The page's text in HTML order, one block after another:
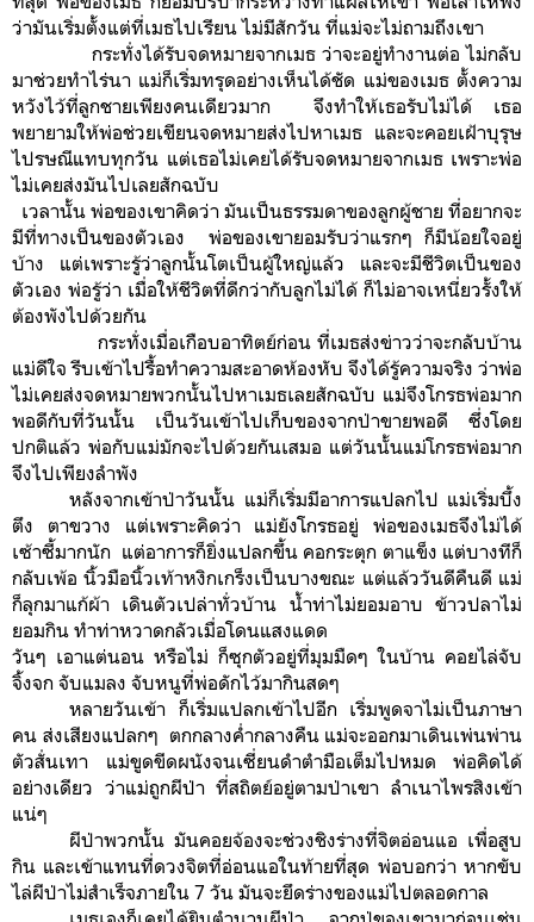
ว่ามันเริ่มตั้งแต่ที่เมธไปเรียน ไม่มีสักวัน ที่แม่จะไม่ถามถึงเขา
กระทั่งได้รับจดหมายจากเมธ ว่าจะอยู่ทำงานต่อ ไม่กลับ
มาช่วยทำไร่นา แม่ก็เริ่มทรุดอย่างเห็นได้ชัด แม่ของเมธ ตั้งความ
หวังไว้ที่ลูกชายเพียงคนเดียวมาก จึงทำให้เธอรับไม่ได้ เธอ
พยายามให้พ่อช่วยเขียนจดหมายส่งไปหาเมธ และจะคอยเฝ้าบุรุษ
ไปรษณีแทบทุกวัน แต่เธอไม่เคยได้รับจดหมายจากเมธ เพราะพ่อ
ไม่เคยส่งมันไปเลยสักฉบับ
เวลานั้น พ่อของเขาคิดว่า มันเป็นธรรมดาของลูกผู้ชาย ที่อยากจะ
มีที่ทางเป็นของตัวเอง พ่อของเขายอมรับว่าแรกๆ ก็มีน้อยใจอยู่
บ้าง แต่เพราะรู้ว่าลูกนั้นโตเป็นผู้ใหญ่แล้ว และจะมีชีวิตเป็นของ
ตัวเอง พ่อรู้ว่า เมื่อให้ชีวิตที่ดีกว่ากับลูกไม่ได้ ก็ไม่อาจเหนี่ยวรั้งให้
ต้องพังไปด้วยกัน
กระทั่งเมื่อเกือบอาทิตย์ก่อน ที่เมธส่งข่าวว่าจะกลับบ้าน
แม่ดีใจ รีบเข้าไปรื้อทำความสะอาดห้องหับ จึงได้รู้ความจริง ว่าพ่อ
ไม่เคยส่งจดหมายพวกนั้นไปหาเมธเลยสักฉบับ แม่จึงโกรธพ่อมาก
พอดีกับที่วันนั้น เป็นวันเข้าไปเก็บของจากป่าขายพอดี ซึ่งโดย
ปกติแล้ว พ่อกับแม่มักจะไปด้วยกันเสมอ แต่วันนั้นแม่โกรธพ่อมาก
จึงไปเพียงลำพัง
หลังจากเข้าป่าวันนั้น แม่ก็เริ่มมีอาการแปลกไป แม่เริ่มบึ้ง
ตึง ตาขวาง แต่เพราะคิดว่า แม่ยังโกรธอยู่ พ่อของเมธจึงไม่ได้
เซ้าซี้มากนัก แต่อาการก็ยิ่งแปลกขึ้น คอกระตุก ตาแข็ง แต่บางทีก็
กลับเพ้อ นิ้วมือนิ้วเท้าหงิกเกร็งเป็นบางขณะ แต่แล้ววันดีคืนดี แม่
ก็ลุกมาแก้ผ้า เดินตัวเปล่าทั่วบ้าน น้ำท่าไม่ยอมอาบ ข้าวปลาไม่
ยอมกิน ทำท่าหวาดกลัวเมื่อโดนแสงแดด
วันๆ เอาแต่นอน หรือไม่ ก็ซุกตัวอยู่ที่มุมมืดๆ ในบ้าน คอยไล่จับ
จิ้งจก จับแมลง จับหนูที่พ่อดักไว้มากินสดๆ
หลายวันเข้า ก็เริ่มแปลกเข้าไปอีก เริ่มพูดจาไม่เป็นภาษา
คน ส่งเสียงแปลกๆ ตกกลางค่ำกลางคืน แม่จะออกมาเดินเพ่นพ่าน
ตัวสั่นเทา แม่ขูดขีดผนังจนเซี่ยนดำตำมือเต็มไปหมด พ่อคิดได้
อย่างเดียว ว่าแม่ถูกผีป่า ที่สถิตย์อยู่ตามป่าเขา ลำเนาไพรสิงเข้า
แน่ๆ
ผีป่าพวกนั้น มันคอยจ้องจะช่วงชิงร่างที่จิตอ่อนแอ เพื่อสูบ
กิน และเข้าแทนที่ดวงจิตที่อ่อนแอในท้ายที่สุด พ่อบอกว่า หากขับ
ไล่ผีป่าไม่สำเร็จภายใน 7 วัน มันจะยึดร่างของแม่ไปตลอดกาล